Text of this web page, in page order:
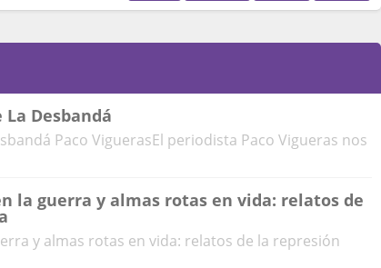
Desbandá
Paco ViguerasEl periodista Paco Vigueras nos
la guerra y almas rotas en vida: relatos de
y almas rotas en vida: relatos de la represión